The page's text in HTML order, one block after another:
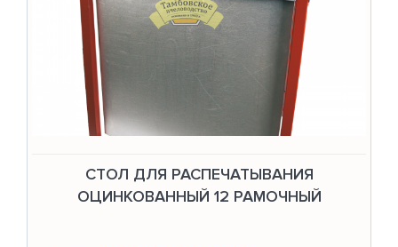
СТОЛ ДЛЯ РАСПЕЧАТЫВАНИЯ
ОЦИНКОВАННЫЙ 12 РАМОЧНЫЙ